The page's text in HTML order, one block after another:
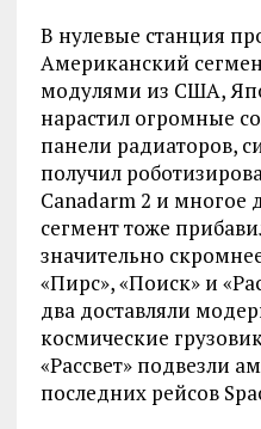
В нулевые станция
Американский
модулями из США,
нарастил огромные
панели радиаторов,
получил
Canadarm 2 и многое
сегмент тоже
значительно
«Пирс», «Поиск» и
два доставляли
космические
«Рассвет» подвезли
последних рейсов